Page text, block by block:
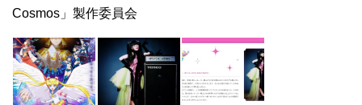
Cosmos」製作委員会